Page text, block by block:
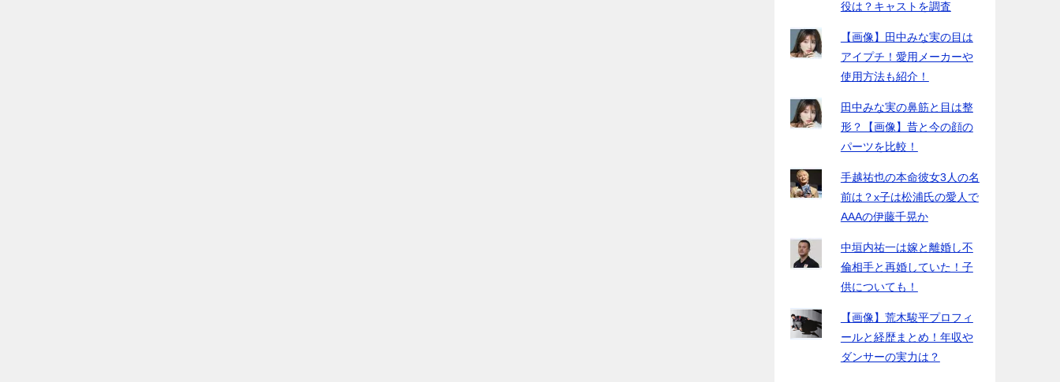
役は？キャストを調査
【画像】田中みな実の目は
アイプチ！愛用メーカーや
使用方法も紹介！
田中みな実の鼻筋と目は整
形？【画像】昔と今の顔の
パーツを比較！
手越祐也の本命彼女3人の名
前は？x子は松浦氏の愛人で
AAAの伊藤千晃か
中垣内祐一は嫁と離婚し不
倫相手と再婚していた！子
供についても！
【画像】荒木駿平プロフィ
ールと経歴まとめ！年収や
ダンサーの実力は？